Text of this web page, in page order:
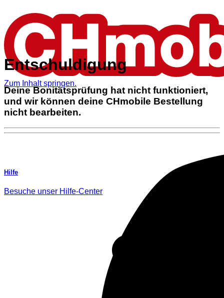
Zum Inhalt springen.
Entschuldigung
Deine Bonitätsprüfung hat nicht funktioniert,
und wir können deine CHmobile Bestellung
nicht bearbeiten.
Hilfe
Besuche unser Hilfe-Center